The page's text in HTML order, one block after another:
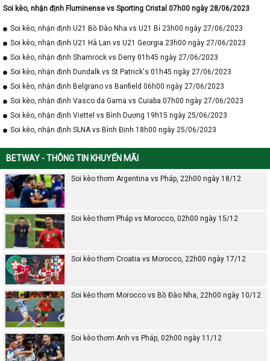
Soi kèo, nhận định Fluminense vs Sporting Cristal 07h00 ngày 28/06/2023
Soi kèo, nhận định U21 Bồ Đào Nha vs U21 Bỉ 23h00 ngày 27/06/2023
Soi kèo, nhận định U21 Hà Lan vs U21 Georgia 23h00 ngày 27/06/2023
Soi kèo, nhận định Shamrock vs Derry 01h45 ngày 27/06/2023
Soi kèo, nhận định Dundalk vs St Patrick's 01h45 ngày 27/06/2023
Soi kèo, nhận định Belgrano vs Banfield 06h00 ngày 27/06/2023
Soi kèo, nhận định Vasco da Gama vs Cuiaba 07h00 ngày 27/06/2023
Soi kèo, nhận định Viettel vs Bình Dương 19h15 ngày 25/06/2023
Soi kèo, nhận định SLNA vs Bình Định 18h00 ngày 25/06/2023
BETWAY - THÔNG TIN KHUYẾN MÃI
Soi kèo thơm Argentina vs Pháp, 22h00 ngày 18/12
Soi kèo thơm Pháp vs Morocco, 02h00 ngày 15/12
Soi kèo thơm Croatia vs Morocco, 22h00 ngày 17/12
Soi kèo thơm Morocco vs Bồ Đào Nha, 22h00 ngày 10/12
Soi kèo thơm Anh vs Pháp, 02h00 ngày 11/12